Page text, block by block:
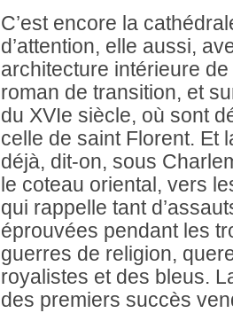
C’est encore la
d’attention, elle aussi,
architecture intérieure
roman de transition, et
du XVIe siècle, où sont
celle de saint Florent. Et
déjà, dit-on, sous
le coteau oriental, vers
qui rappelle tant
éprouvées pendant les
guerres de religion,
royalistes et des bleus.
des premiers succès